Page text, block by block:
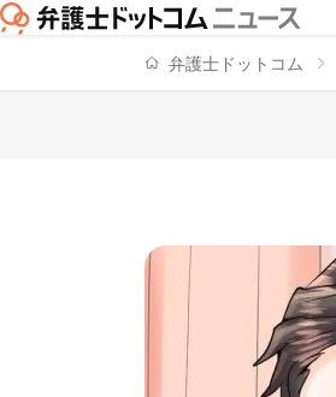
弁護士ドットコム